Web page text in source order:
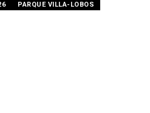
PARQUE VILLA-LOBOS